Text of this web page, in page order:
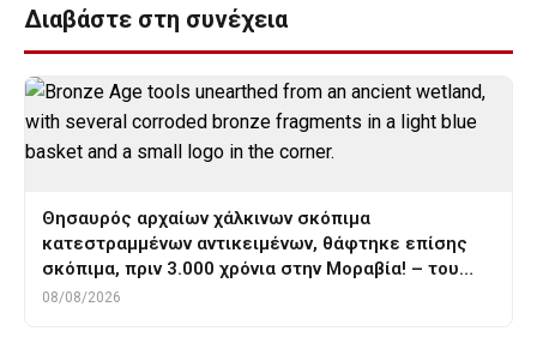
Διαβάστε στη συνέχεια
Θησαυρός αρχαίων χάλκινων σκόπιμα
κατεστραμμένων αντικειμένων, θάφτηκε επίσης
σκόπιμα, πριν 3.000 χρόνια στην Μοραβία! – του…
08/08/2026